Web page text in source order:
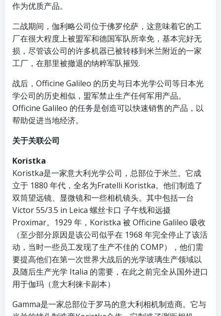
作为优质产品。
二战期间，伽利略公司位于佛罗伦萨，这意味着它的工
厂在很大程度上被盟军和德国军队所幸免，基本完好无
损，尽管该公司的许多机器已被转移到米兰附近的一家
工厂，在那里被撤退的纳粹军队摧毁.
战后，Officine Galileo 的历史与日本光学公司等日本光
学公司的历史相似，盟军禁止生产任何军用产品。
Officine Galileo 的任务是创造可以快速销售的产品，以
帮助促进当地经济。
关于关联公司
Koristka
Koristka是一家意大利光学公司，总部位于米兰。它成
立于 1880 年代，全​​名为Fratelli Koristka。他们制造了
双筒望远镜、显微镜和一些相机镜头。其中包括一台
Victor 55/3.5 in Leica 螺丝卡口 子午线和远摄
Proximar。1929 年，Koristka 被 Officine Galileo 吸收
（至少部分原因是该公司似乎在 1968 年完全停止了该活
动，当时一些员工发现了生产不佳的 COMP），他们需
要提高他们在第一次世界大战后的光学玻璃生产领域以
及随后生产光学 Italia 的需要，在此之前完全从国外进口
用于伽玛（意大利徕卡副本）
Gamma是一家总部位于罗马的意大利相机制造商。它与